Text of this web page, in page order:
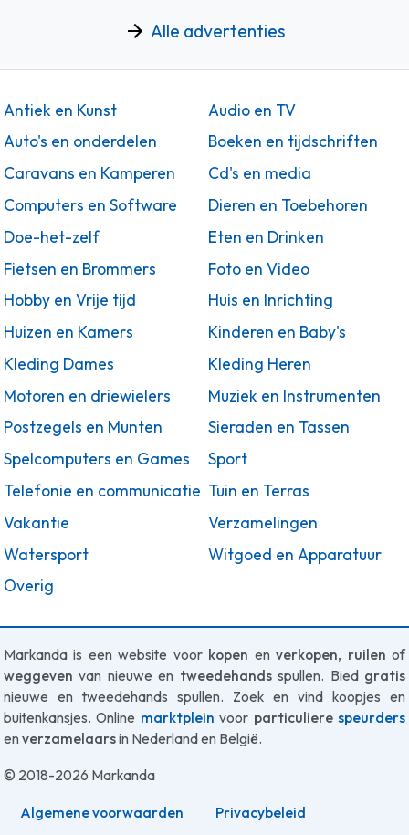
Alle advertenties
Antiek en Kunst
Audio en TV
Auto's en onderdelen
Boeken en tijdschriften
Caravans en Kamperen
Cd's en media
Computers en Software
Dieren en Toebehoren
Doe-het-zelf
Eten en Drinken
Fietsen en Brommers
Foto en Video
Hobby en Vrije tijd
Huis en Inrichting
Huizen en Kamers
Kinderen en Baby's
Kleding Dames
Kleding Heren
Motoren en driewielers
Muziek en Instrumenten
Postzegels en Munten
Sieraden en Tassen
Spelcomputers en Games
Sport
Telefonie en communicatie Tuin en Terras
Vakantie
Verzamelingen
Watersport
Witgoed en Apparatuur
Overig
Markanda is een website voor kopen enverkopen, ruilen of
weggeven van nieuwe en tweedehandsspullen. Bied gratis
nieuwe en tweedehands spullen. Zoek en vind koopjes en
buitenkansjes. Online marktplein voor particulierespeurders
en verzamelaarsin Nederland en België.
© 2018-2026 Markanda
Algemene voorwaarden Privacybeleid